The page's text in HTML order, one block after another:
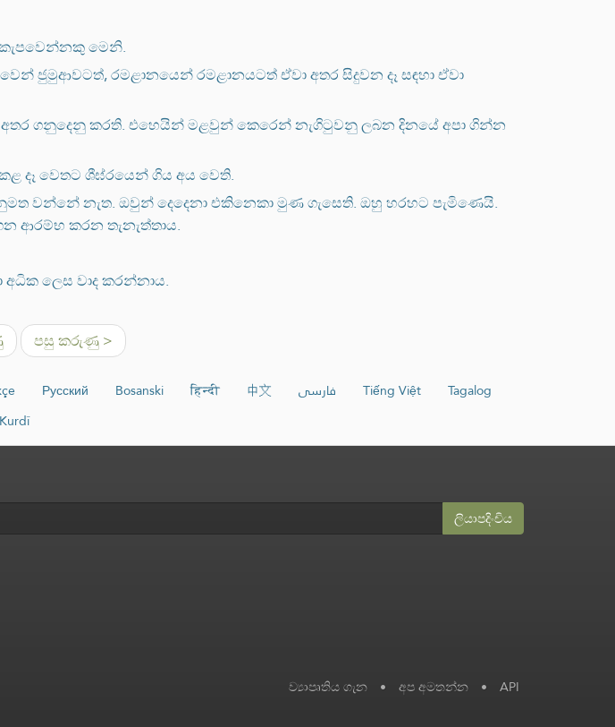
කැපවෙන්නකු මෙනි.
ජුමුආවටත්, රමළානයෙන් රමළානයටත් ඒවා අතර සිදුවන දෑ සඳහා ඒවා
ගනුදෙනු කරති. එහෙයින් මළවුන් කෙරෙන් නැගිටුවනු ලබන දිනයේ අපා ගින්න
දෑ වෙතට ශීඝ්රයෙන් ගිය අය වෙති.
වන්නේ නැත. ඔවුන් දෙදෙනා එකිනෙකා මුණ ගැසෙති. ඔහු හරහට පැමිණෙයි.
ආරම්භ කරන තැනැත්තාය.
ලෙස වාද කරන්නාය.
පසු කරුණු >
Русский Bosanski हिन्दी 中文 فارسی Tiếng Việt
Tagalog
Kurdî
ලියාපදිංචිය
ව්‍යාපෘතිය ගැන • අප අමතන්න • API